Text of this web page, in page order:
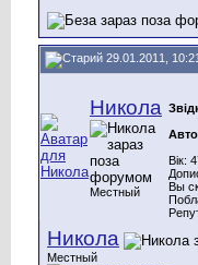
29.01.2011, 10:21
Никола
Местный
Авто
Вік:
Вы
Никола
Местный